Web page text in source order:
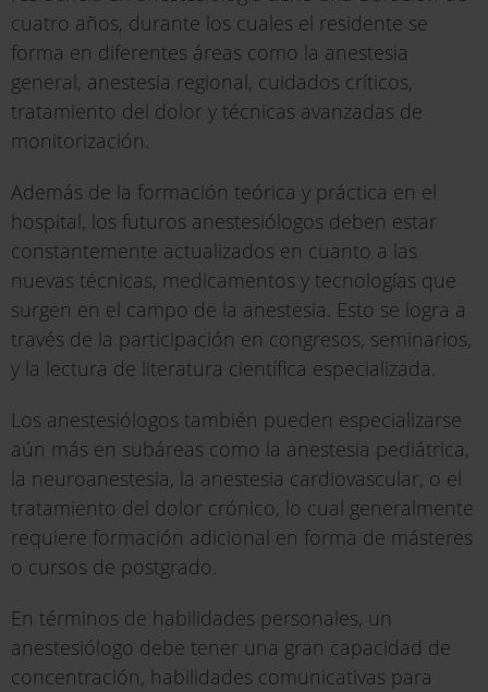
cuatro años, durante los cuales el residente se
forma en diferentes áreas como la anestesia
general, anestesia regional, cuidados críticos,
tratamiento del dolor y técnicas avanzadas de
monitorización.
Además de la formación teórica y práctica en el
hospital, los futuros anestesiólogos deben estar
constantemente actualizados en cuanto a las
nuevas técnicas, medicamentos y tecnologías que
surgen en el campo de la anestesia. Esto se logra a
través de la participación en congresos, seminarios,
y la lectura de literatura científica especializada.
Los anestesiólogos también pueden especializarse
aún más en subáreas como la anestesia pediátrica,
la neuroanestesia, la anestesia cardiovascular, o el
tratamiento del dolor crónico, lo cual generalmente
requiere formación adicional en forma de másteres
o cursos de postgrado.
En términos de habilidades personales, un
anestesiólogo debe tener una gran capacidad de
concentración, habilidades comunicativas para